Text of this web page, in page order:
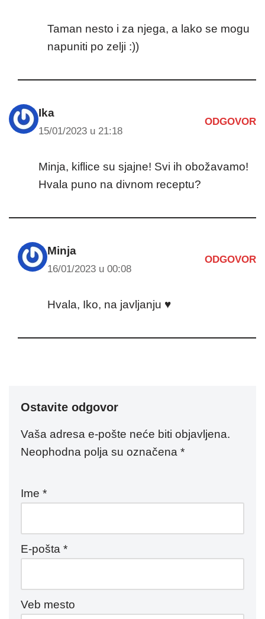
Taman nesto i za njega, a lako se mogu
napuniti po zelji :))
Ika
15/01/2023 u 21:18
ODGOVOR
Minja, kiflice su sjajne! Svi ih obožavamo!
Hvala puno na divnom receptu?
Minja
16/01/2023 u 00:08
ODGOVOR
Hvala, Iko, na javljanju ♥
Ostavite odgovor
Vaša adresa e-pošte neće biti objavljena.
Neophodna polja su označena *
Ime *
E-pošta *
Veb mesto